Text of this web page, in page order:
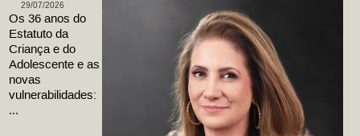
29/07/2026
Os 36 anos do
Estatuto da
Criança e do
Adolescente e as
novas
vulnerabilidades:
...